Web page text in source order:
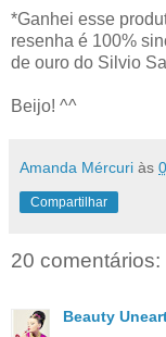
*Ganhei esse
resenha é 100%
de ouro do Silvio
Beijo! ^^
Amanda Mércuri às
Compartilhar
20 comentários:
Beauty